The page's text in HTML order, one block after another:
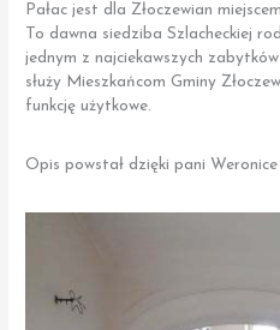
Pałac jest dla Złoczewian
To dawna siedziba Szlacheckiej
jednym z najciekawszych
służy Mieszkańcom Gminy
funkcję użytkowe.
Opis powstał dzięki pani Weronice